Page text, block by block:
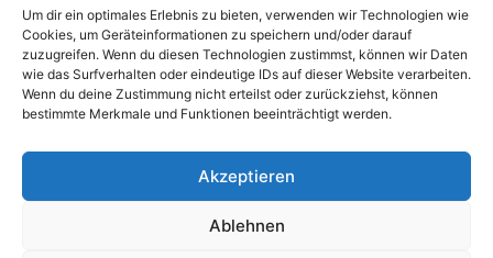
Um dir ein optimales Erlebnis zu bieten, verwenden wir Technologien wie
Cookies, um Geräteinformationen zu speichern und/oder darauf
zuzugreifen. Wenn du diesen Technologien zustimmst, können wir Daten
wie das Surfverhalten oder eindeutige IDs auf dieser Website verarbeiten.
Wenn du deine Zustimmung nicht erteilst oder zurückziehst, können
bestimmte Merkmale und Funktionen beeinträchtigt werden.
Akzeptieren
Ablehnen
Wir bitten um Ihr Verständnis.
Die Schulleitung